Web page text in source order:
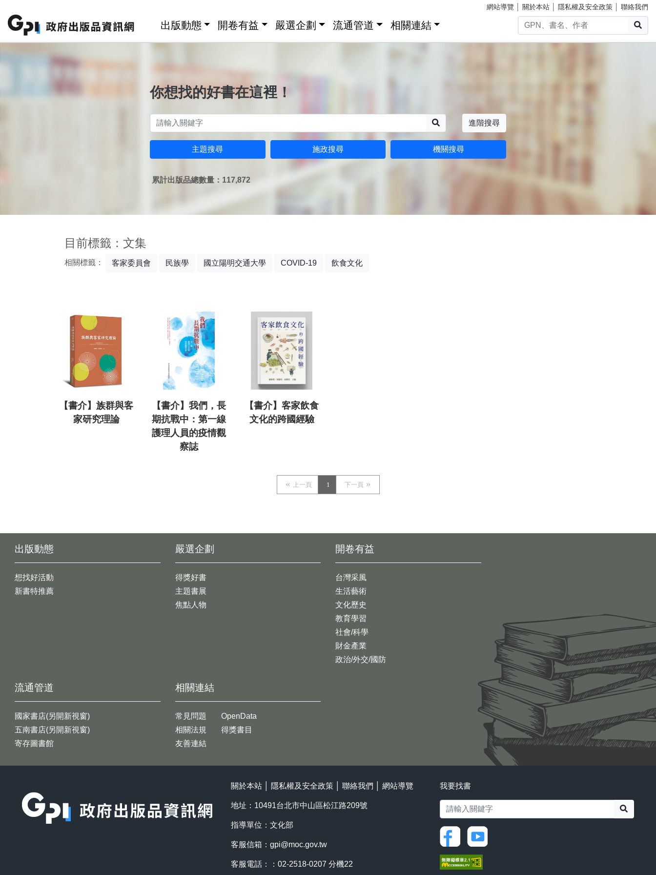
網站導覽 關於本站 隱私權及安全政策 聯絡我們
出版動態 開卷有益 嚴選企劃 流通管道 相關連結
你想找的好書在這裡！
進階搜尋
主題搜尋 施政搜尋 機關搜尋
累計出版品總數量：117,872
目前標籤：文集
相關標籤： 客家委員會 民族學 國立陽明交通大學 COVID-19 飲食文化
【書介】族群與客
家研究理論
【書介】我們，長
期抗戰中：第一線
護理人員的疫情觀
察誌
【書介】客家飲食
文化的跨國經驗
上一頁 1 下一頁
出版動態
想找好活動
新書特推薦
開卷有益
台灣采風
生活藝術
文化歷史
教育學習
社會/科學
財金產業
政治/外交/國防
嚴選企劃
得獎好書
主題書展
焦點人物
流通管道
國家書店(另開新視窗)
五南書店(另開新視窗)
寄存圖書館
相關連結
常見問題
相關法規
友善連結
OpenData
得獎書目
關於本站 隱私權及安全政策 聯絡我們 網站導覽
地址：10491台北市中山區松江路209號
指導單位：文化部
客服信箱： gpi@moc.gov.tw
客服電話：：02-2518-0207 分機22
我要找書